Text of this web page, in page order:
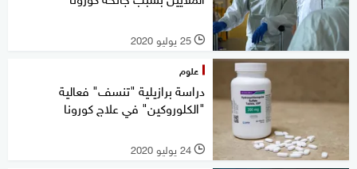
l 25 يوليو 2020
علوم
دراسة برازيلية "تنسف" فعالية
"الكلوروكين" في علاج كورونا
l 24 يوليو 2020